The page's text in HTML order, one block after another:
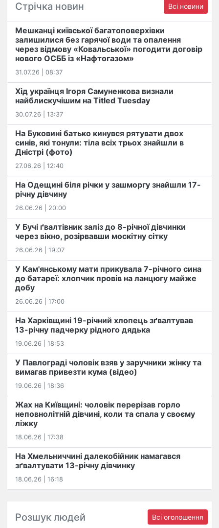
Стрічка новин Всі новини
Мешканці київської багатоповерхівки
залишилися без гарячої води та опалення
через відмову «Ковальської» погодити договір
нового ОСББ із «Нафтогазом»
31.07.26 | 08:37
Хід українця Ігоря Самуненкова визнали
найблискучішим на Titled Tuesday
30.07.26 | 13:37
На Буковині батько кинувся рятувати двох
синів, які тонули: тіла всіх трьох знайшли в
Дністрі (фото)
27.06.26 | 12:40
На Одещині біля річки у зашморгу знайшли 17-
річну дівчину
26.06.26 | 20:00
У Бучі ґвалтівник заліз до 8-річної дівчинки
через вікно, розірвавши москітну сітку
26.06.26 | 19:07
У Кам'янському мати прикувала 7-річного сина
до батареї: хлопчик провів на ланцюгу майже
добу
26.06.26 | 17:00
На Харківщині 19-річний хлопець​ ️зґвалтував
13-річну падчерку рідного дядька
19.06.26 | 18:53
У Павлограді чоловік взяв у заручники жінку та
вимагав привезти кума (відео)
19.06.26 | 18:36
Жах на Київщині: чоловік перерізав горло
неповнолітній дівчині, коли та спала у своєму
ліжку
18.06.26 | 17:38
На Хмельниччині далекобійник намагався
зґвалтувати 13-річну дівчинку
18.06.26 | 16:18
Розшук людей Всі оголошення